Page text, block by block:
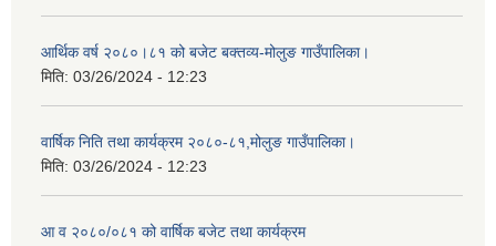
आर्थिक वर्ष २०८०।८१ को बजेट बक्तव्य-मोलुङ गाउँपालिका।
मिति: 03/26/2024 - 12:23
वार्षिक निति तथा कार्यक्रम २०८०-८१,मोलुङ गाउँपालिका।
मिति: 03/26/2024 - 12:23
आ व २०८०/०८१ को वार्षिक बजेट तथा कार्यक्रम